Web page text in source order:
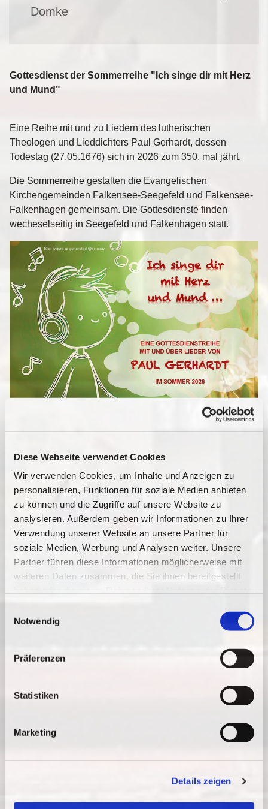
Diese Webseite verwendet Cookies
Wir verwenden Cookies, um Inhalte und Anzeigen zu
personalisieren, Funktionen für soziale Medien anbieten
zu können und die Zugriffe auf unsere Website zu
analysieren. Außerdem geben wir Informationen zu Ihrer
Verwendung unserer Website an unsere Partner für
soziale Medien, Werbung und Analysen weiter. Unsere
Partner führen diese Informationen möglicherweise mit
weiteren Daten zusammen, die Sie ihnen bereitgestellt
Notwendig
Präferenzen
Statistiken
Marketing
Details zeigen
Domke
Gottesdienst der Sommerreihe "Ich singe dir mit Herz
und Mund"
Eine Reihe mit und zu Liedern des lutherischen
Theologen und Lieddichters Paul Gerhardt, dessen
Todestag (27.05.1676) sich in 2026 zum 350. mal jährt.
Die Sommerreihe gestalten die Evangelischen
Kirchengemeinden Falkensee-Seegefeld und Falkensee-
Falkenhagen gemeinsam. Die Gottesdienste finden
wecheselseitig in Seegefeld und Falkenhagen statt.